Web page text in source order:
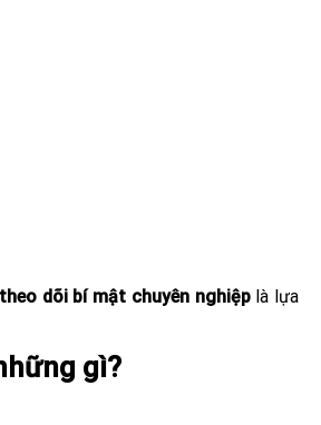
dõi bí mật chuyên nghiệplà lựa
gì?